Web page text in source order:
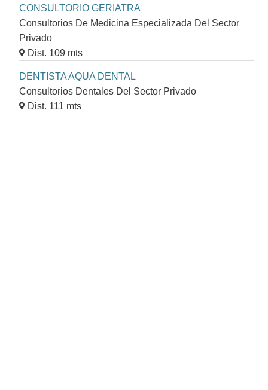
CONSULTORIO GERIATRA
Consultorios De Medicina Especializada Del Sector
Privado
Dist. 109 mts
DENTISTA AQUA DENTAL
Consultorios Dentales Del Sector Privado
Dist. 111 mts